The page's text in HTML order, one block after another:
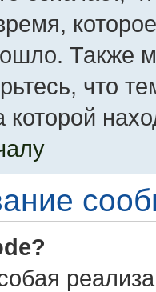
Также
что